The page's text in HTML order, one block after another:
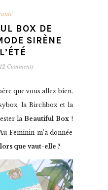
BOX DE
SIRÈNE
12 Comments
que vous allez bien.
la Birchbox et la
la Beautiful Box !
Feminin m’a donnée
que vaut-elle ?